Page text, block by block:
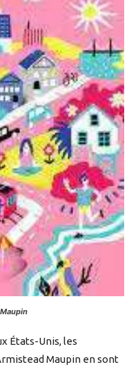
États-Unis, les
Maupin en sont